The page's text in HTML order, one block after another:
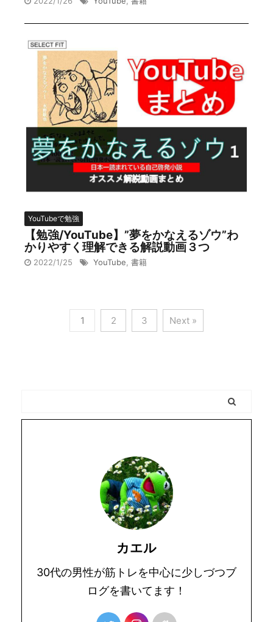
YouTubeで勉強
【勉強/YouTube】”夢をかなえるゾウ”わ
かりやすく理解できる解説動画３つ
2022/1/25 YouTube, 書籍
1 2 3 Next »
カエル
30代の男性が筋トレを中心に少しづつブ
ログを書いてます！